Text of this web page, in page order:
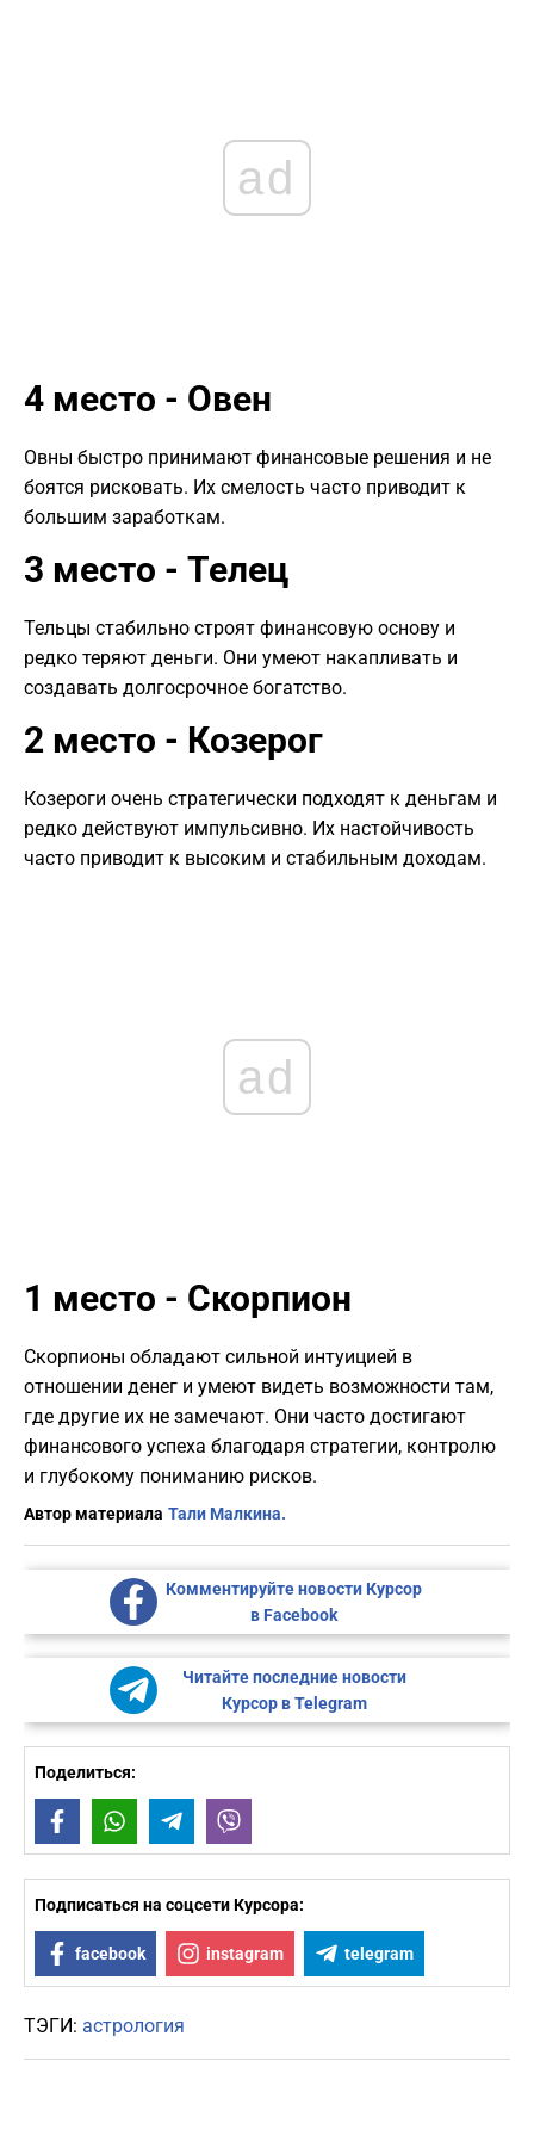
ad
4 место - Овен
Овны быстро принимают финансовые решения и не
боятся рисковать. Их смелость часто приводит к
большим заработкам.
3 место - Телец
Тельцы стабильно строят финансовую основу и
редко теряют деньги. Они умеют накапливать и
создавать долгосрочное богатство.
2 место - Козерог
Козероги очень стратегически подходят к деньгам и
редко действуют импульсивно. Их настойчивость
часто приводит к высоким и стабильным доходам.
ad
1 место - Скорпион
Скорпионы обладают сильной интуицией в
отношении денег и умеют видеть возможности там,
где другие их не замечают. Они часто достигают
финансового успеха благодаря стратегии, контролю
и глубокому пониманию рисков.
Автор материала Тали Малкина.
Комментируйте новости Курсор
в Facebook
Читайте последние новости
Курсор в Telegram
Поделиться:
FacebookWhatsAppTelegram
Подписаться на соцсети Курсора:
facebook instagram telegram
ТЭГИ: астрология